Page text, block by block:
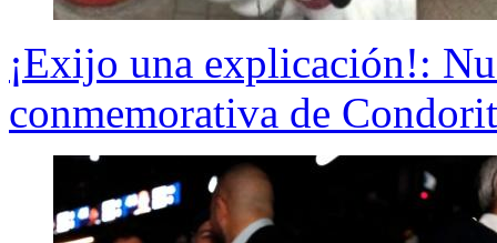
¡Exijo una explicación!:
conmemorativa de